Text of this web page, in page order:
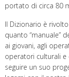
portato di circa 80
Il Dizionario è
quanto “manuale”
ai giovani, agli
operatori culturali e
seguire un suo